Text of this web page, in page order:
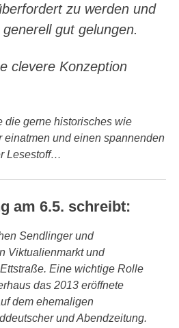
zu werden und
gut gelungen.
clevere Konzeption
die gerne historisches wie
einatmen und einen spannenden
Lesestoff…
am 6.5. schreibt:
Sendlinger und
Viktualienmarkt und
Eine wichtige Rolle
das 2013 eröffnete
dem ehemaligen
scher und Abendzeitung.